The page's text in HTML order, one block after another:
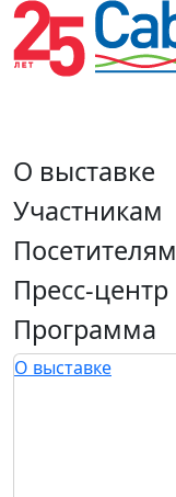
О выставке
Участникам
Посетителям
Пресс-центр
Программа
О выставке